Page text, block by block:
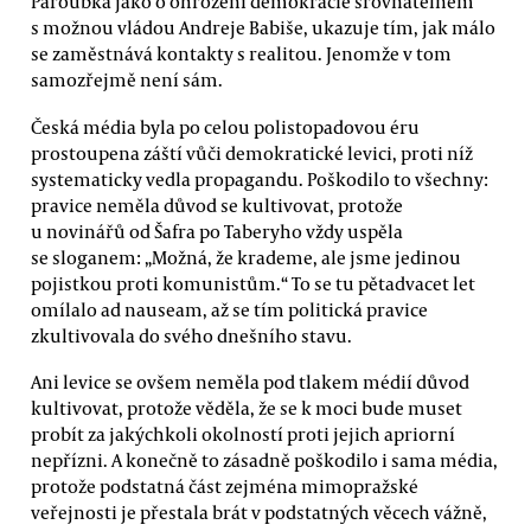
s možnou vládou Andreje Babiše, ukazuje tím, jak málo
se zaměstnává kontakty s realitou. Jenomže v tom
samozřejmě není sám.
Česká média byla po celou polistopadovou éru
prostoupena záští vůči demokratické levici, proti níž
systematicky vedla propagandu. Poškodilo to všechny:
pravice neměla důvod se kultivovat, protože
u novinářů od Šafra po Taberyho vždy uspěla
se sloganem: „Možná, že krademe, ale jsme jedinou
pojistkou proti komunistům.“ To se tu pětadvacet let
omílalo ad nauseam, až se tím politická pravice
zkultivovala do svého dnešního stavu.
Ani levice se ovšem neměla pod tlakem médií důvod
kultivovat, protože věděla, že se k moci bude muset
probít za jakýchkoli okolností proti jejich apriorní
nepřízni. A konečně to zásadně poškodilo i sama média,
protože podstatná část zejména mimopražské
veřejnosti je přestala brát v podstatných věcech vážně,